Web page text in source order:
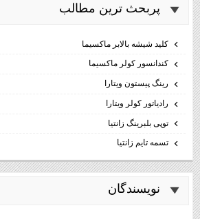
پربحث ترين مطالب
كليد شيشه بالابر ماكسيما
كندانسور كولر ماكسيما
رینگ پیستون ویتارا
رادیاتور کولر ویتارا
توپی بلبرینگ زانتیا
تسمه تایم زانتیا
نويسندگان